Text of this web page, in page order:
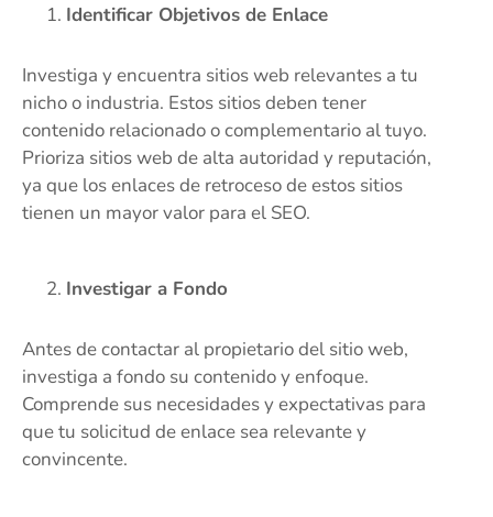
Identificar Objetivos de Enlace
Investiga y encuentra sitios web relevantes a tu
nicho o industria. Estos sitios deben tener
contenido relacionado o complementario al tuyo.
Prioriza sitios web de alta autoridad y reputación,
ya que los enlaces de retroceso de estos sitios
tienen un mayor valor para el SEO.
Investigar a Fondo
Antes de contactar al propietario del sitio web,
investiga a fondo su contenido y enfoque.
Comprende sus necesidades y expectativas para
que tu solicitud de enlace sea relevante y
convincente.